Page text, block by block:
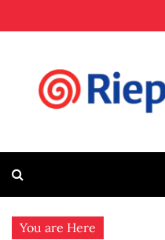
to
Riepu.fi
You are Here